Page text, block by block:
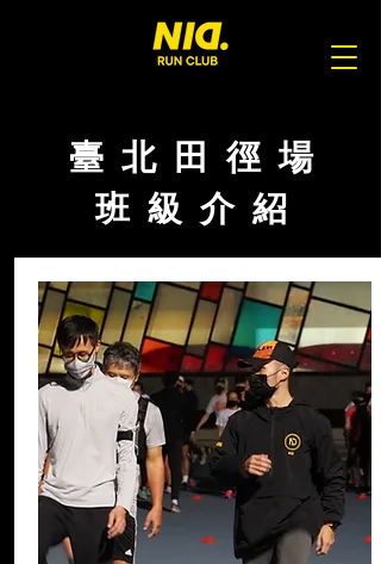
臺 北 田 徑 場
班 級 介 紹